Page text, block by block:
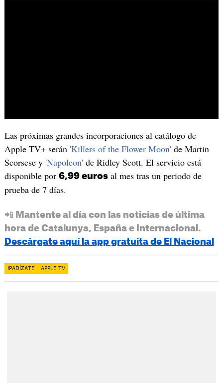
Las próximas grandes incorporaciones al catálogo de
Apple TV+ serán 'Killers of the Flower Moon'de Martin
Scorsese y 'Napoleon'de Ridley Scott. El servicio está
disponible por 6,99 eurosal mes tras un periodo de
prueba de 7 días.
📲 Mantente al día con las noticias de última
hora de Catalunya, España e Internacional.
Descárgate aquí la app gratuita de El Nacional
IPADÍZATE APPLE TV